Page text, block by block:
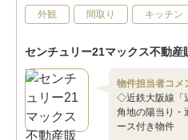
外観 間取り キッチン
センチュリー21マックス不動産
物件担当者コメ
◇近鉄大阪線「
角地の陽当り
ース付き物件